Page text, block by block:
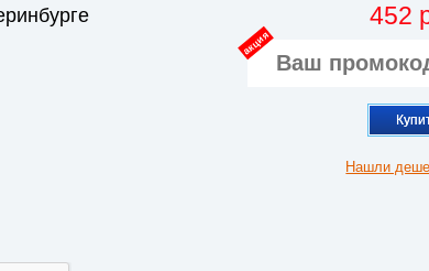
452
акция
Нашли